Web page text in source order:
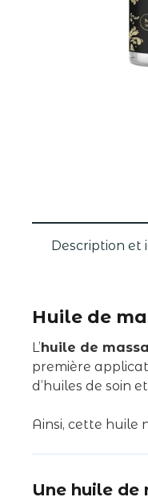
Description et
Huile de
L’ huile de
première
d’huiles de soin
Ainsi, cette huile
Une huile de